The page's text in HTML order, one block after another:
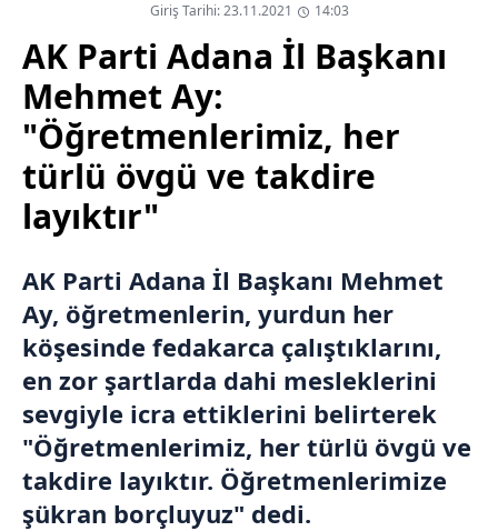
Giriş Tarihi: 23.11.2021
14:03
AK Parti Adana İl Başkanı
Mehmet Ay:
"Öğretmenlerimiz, her
türlü övgü ve takdire
layıktır"
AK Parti Adana İl Başkanı Mehmet
Ay, öğretmenlerin, yurdun her
köşesinde fedakarca çalıştıklarını,
en zor şartlarda dahi mesleklerini
sevgiyle icra ettiklerini belirterek
"Öğretmenlerimiz, her türlü övgü ve
takdire layıktır. Öğretmenlerimize
şükran borçluyuz" dedi.